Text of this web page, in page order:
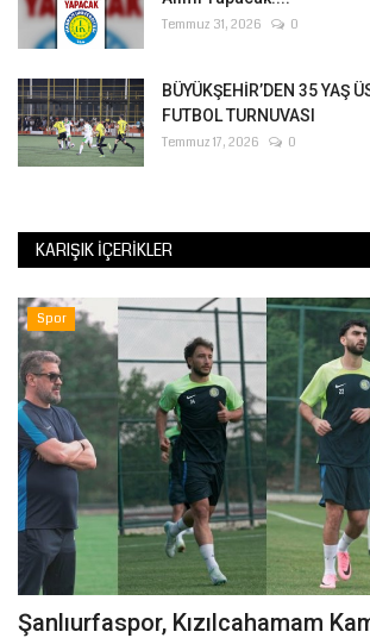
Temmuz 31, 2026 0
BÜYÜKŞEHİR’DEN 35 YAŞ
FUTBOL TURNUVASI
Temmuz 17, 2026 0
KARIŞIK İÇERIKLER
Spor
Şanlıurfaspor, Kızılcahamam